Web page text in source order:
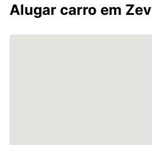
Alugar carro em